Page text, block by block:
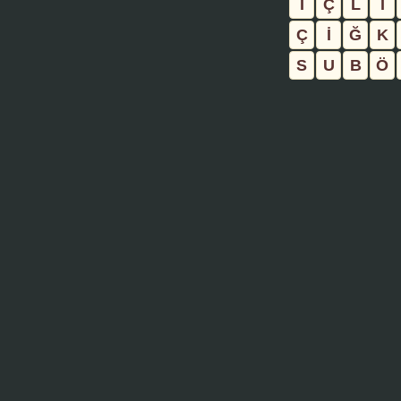
İ
Ç L İ
Ç
İ Ğ K
S
U B Ö